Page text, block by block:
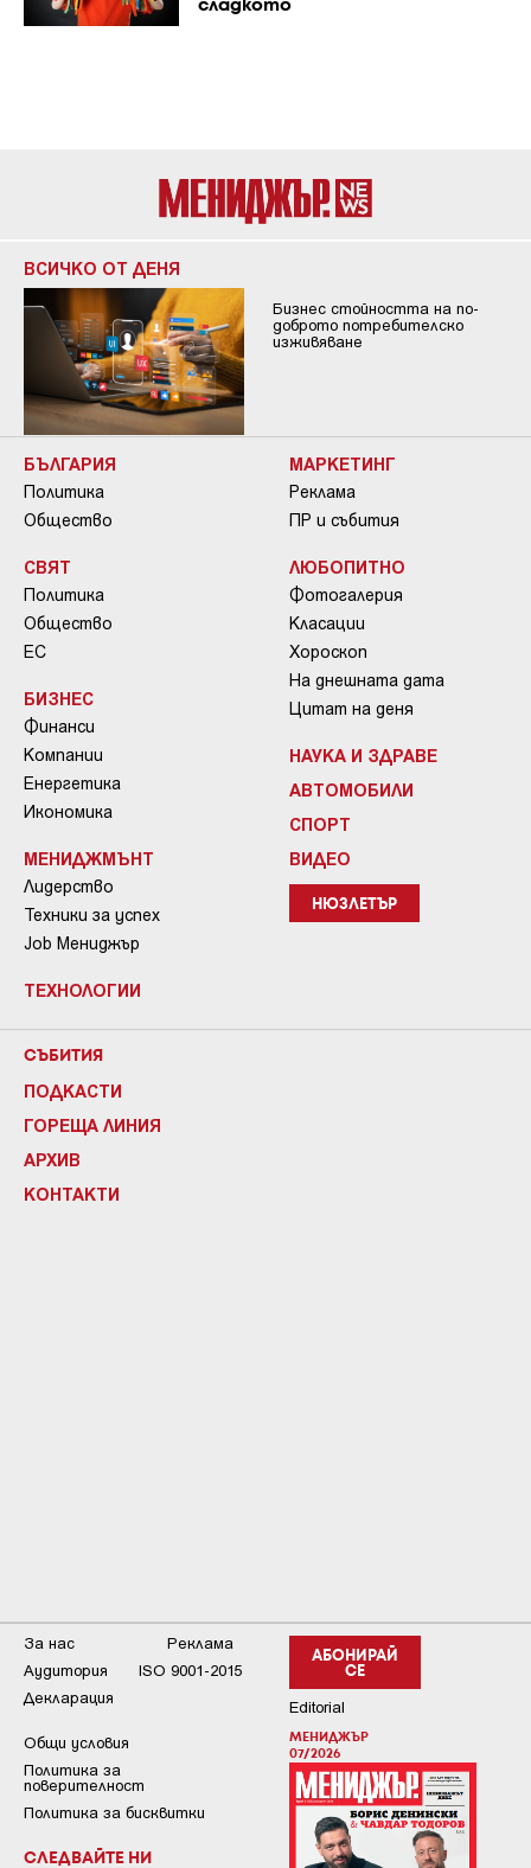
сладкото
ВСИЧКО ОТ ДЕНЯ
Бизнес стойността на по-
доброто потребителско
изживяване
БЪЛГАРИЯ
Политика
Общество
СВЯТ
Политика
Общество
ЕС
БИЗНЕС
Финанси
Компании
Енергетика
Икономика
МЕНИДЖМЪНТ
Лидерство
Техники за успех
Job Мениджър
ТЕХНОЛОГИИ
МАРКЕТИНГ
Реклама
ПР и събития
ЛЮБОПИТНО
Фотогалерия
Класации
Хороскоп
На днешната дата
Цитат на деня
НАУКА И ЗДРАВЕ
АВТОМОБИЛИ
СПОРТ
ВИДЕО
НЮЗЛЕТЪР
СЪБИТИЯ
ПОДКАСТИ
ГОРЕЩА ЛИНИЯ
АРХИВ
КОНТАКТИ
АБОНИРАЙ
СЕ
Editorial
МЕНИДЖЪР
07/2026
За нас
Реклама
Аудитория
ISO 9001-2015
Декларация
Общи условия
Пoлитикa зa
пoвepитeлнocт
Политика за бисквитки
СЛЕДВАЙТЕ НИ